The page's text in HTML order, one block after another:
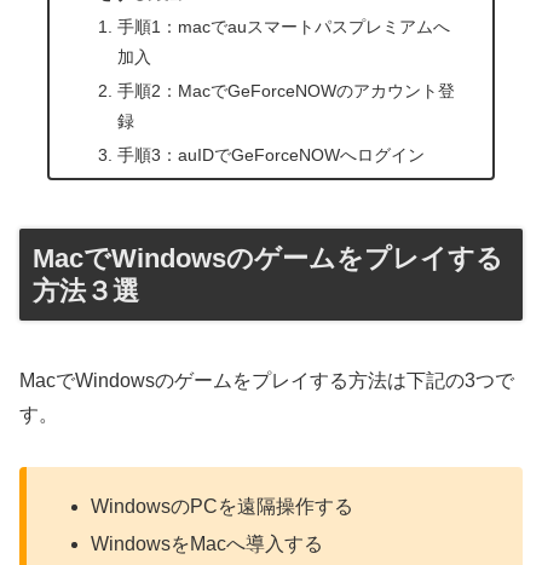
手順1：macでauスマートパスプレミアムへ
加入
手順2：MacでGeForceNOWのアカウント登
録
手順3：auIDでGeForceNOWへログイン
MacでWindowsのゲームをプレイする
方法３選
MacでWindowsのゲームをプレイする方法は下記の3つで
す。
WindowsのPCを遠隔操作する
WindowsをMacへ導入する